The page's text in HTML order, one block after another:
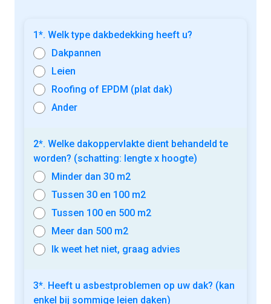
1*. Welk type dakbedekking heeft u?
Dakpannen
Leien
Roofing of EPDM (plat dak)
Ander
2*. Welke dakoppervlakte dient behandeld te
worden? (schatting: lengte x hoogte)
Minder dan 30 m2
Tussen 30 en 100 m2
Tussen 100 en 500 m2
Meer dan 500 m2
Ik weet het niet, graag advies
3*. Heeft u asbestproblemen op uw dak? (kan
enkel bij sommige leien daken)